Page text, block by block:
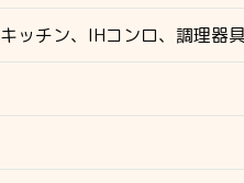
キッチン、IHコンロ、調理器